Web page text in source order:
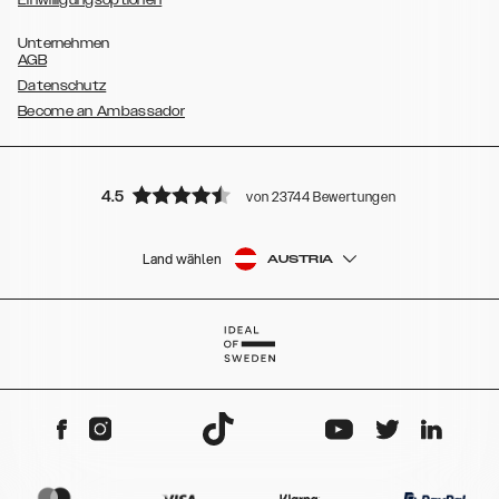
Unternehmen
AGB
Datenschutz
Become an Ambassador
4.5 von 23744 Bewertungen
Land wählen AUSTRIA